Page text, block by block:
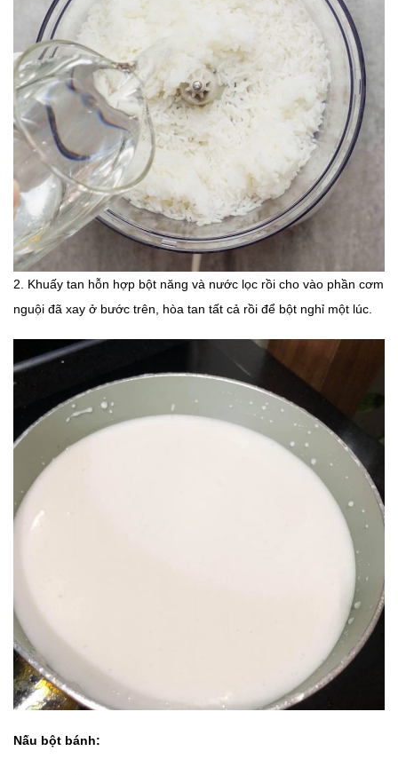
2. Khuấy tan hỗn hợp bột năng và nước lọc rồi cho vào phần cơm
nguội đã xay ở bước trên, hòa tan tất cả rồi để bột nghỉ một lúc.
Nấu bột bánh: